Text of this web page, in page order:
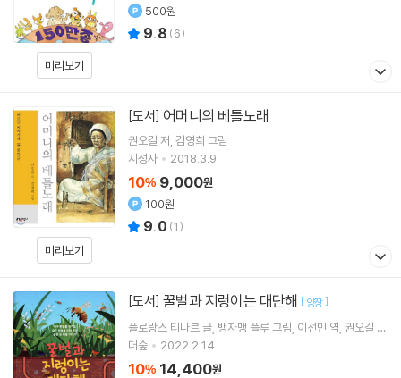
미리보기
500원
9.8 (6)
미리보기
[도서] 어머니의 베틀노래
권오길 저 김영희 그림
지성사
2018.3.9.
10% 9,000원
100원
9.0 (1)
[도서] 꿀벌과 지렁이는 대단해 [ 양장]
플로랑스 티나르글 뱅자맹 플루그림 이선민 역 권오길 감
수
더숲 2022.2.14.
10% 14,400원